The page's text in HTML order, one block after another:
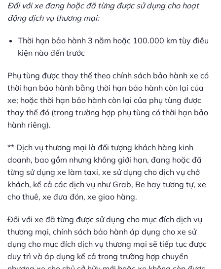
Đối với xe đang hoặc đã từng được sử dụng cho hoạt
động dịch vụ thương mại:
Thời hạn bảo hành 3 năm hoặc 100.000 km tùy điều
kiện nào đến trước
Phụ tùng được thay thế theo chính sách bảo hành xe có
thời hạn bảo hành bằng thời hạn bảo hành còn lại của
xe; hoặc thời hạn bảo hành còn lại của phụ tùng được
thay thế đó (trong trường hợp phụ tùng có thời hạn bảo
hành riêng).
** Dịch vụ thương mại là đối tượng khách hàng kinh
doanh, bao gồm nhưng không giới hạn, đang hoặc đã
từng sử dụng xe làm taxi, xe sử dụng cho dịch vụ chở
khách, kể cả các dịch vụ như Grab, Be hay tương tự, xe
cho thuê, xe đưa đón, xe giao hàng.
Đối với xe đã từng được sử dụng cho mục đích dịch vụ
thương mại, chính sách bảo hành áp dụng cho xe sử
dụng cho mục đích dịch vụ thương mại sẽ tiếp tục được
duy trì và áp dụng kể cả trong trường hợp chuyển